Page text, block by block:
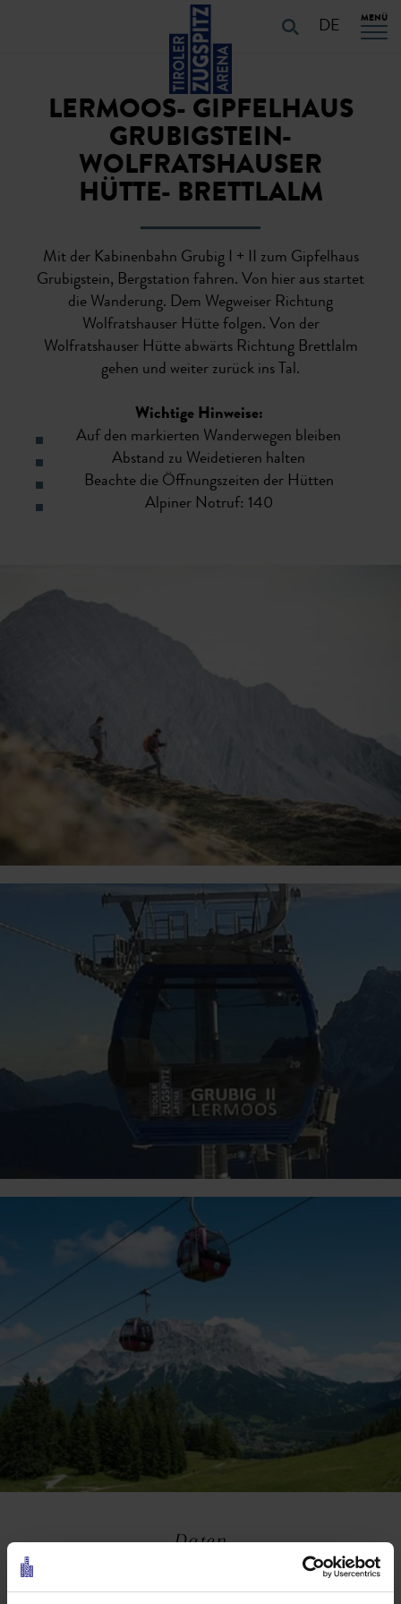
Zur Hauptnavigation springen
DE MENÜ
LERMOOS- GIPFELHAUS
GRUBIGSTEIN-
WOLFRATSHAUSER
HÜTTE- BRETTLALM
Mit der Kabinenbahn Grubig I + II zum Gipfelhaus
Grubigstein, Bergstation fahren. Von hier aus startet
die Wanderung. Dem Wegweiser Richtung
Wolfratshauser Hütte folgen. Von der
Wolfratshauser Hütte abwärts Richtung Brettlalm
gehen und weiter zurück ins Tal.
Wichtige Hinweise:
Auf den markierten Wanderwegen bleiben
Abstand zu Weidetieren halten
Beachte die Öffnungszeiten der Hütten
Alpiner Notruf: 140
Daten
Touren-Eigenschaften